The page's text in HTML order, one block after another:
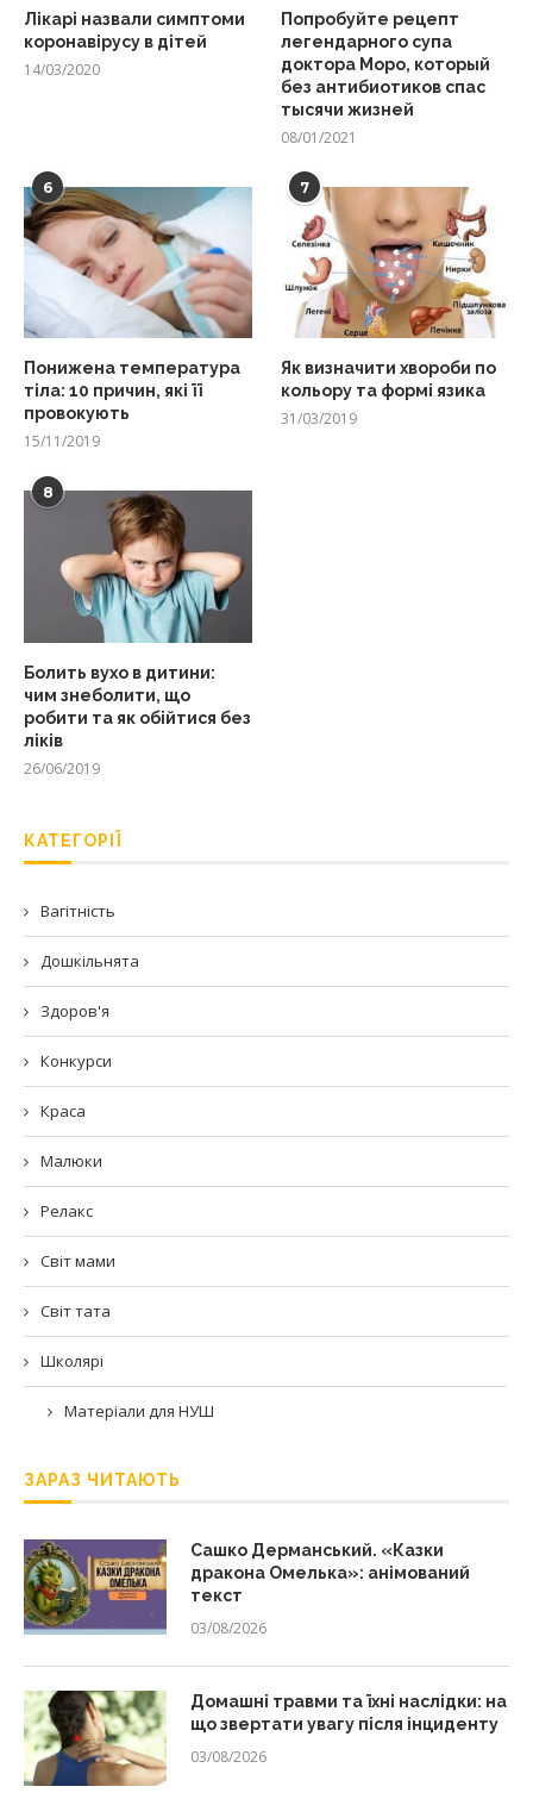
Лікарі назвали симптоми
коронавірусу в дітей
14/03/2020
Попробуйте рецепт
легендарного супа
доктора Моро, который
без антибиотиков спас
тысячи жизней
08/01/2021
6
Понижена температура
тіла: 10 причин, які її
провокують
15/11/2019
7
Як визначити хвороби по
кольору та формі язика
31/03/2019
8
Болить вухо в дитини:
чим знеболити, що
робити та як обійтися без
ліків
26/06/2019
КАТЕГОРІЇ
Вагітність
Дошкільнята
Здоров'я
Конкурси
Краса
Малюки
Релакс
Світ мами
Світ тата
Школярі
Матеріали для НУШ
ЗАРАЗ ЧИТАЮТЬ
Сашко Дерманський. «Казки
дракона Омелька»: анімований
текст
03/08/2026
Домашні травми та їхні наслідки: на
що звертати увагу після інциденту
03/08/2026